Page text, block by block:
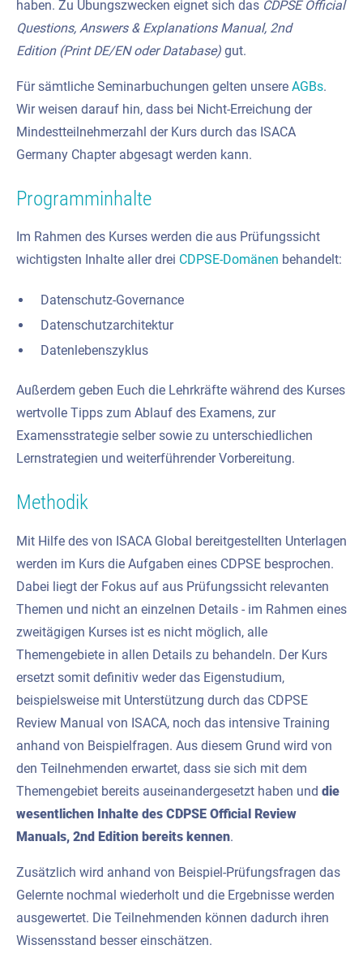
haben. Zu Übungszwecken eignet sich das CDPSE Official
Questions, Answers & Explanations Manual, 2nd
Edition (PrintDE/ENoderDatabase) gut.
Für sämtliche Seminarbuchungen gelten unsere AGBs.
Wir weisen darauf hin, dass bei Nicht-Erreichung der
Mindestteilnehmerzahl der Kurs durch das ISACA
Germany Chapter abgesagt werden kann.
Programminhalte
Im Rahmen des Kurses werden die aus Prüfungssicht
wichtigsten Inhalte aller drei CDPSE-Domänen behandelt:
Datenschutz-Governance
Datenschutzarchitektur
Datenlebenszyklus
Außerdem geben Euch die Lehrkräfte während des Kurses
wertvolle Tipps zum Ablauf des Examens, zur
Examensstrategie selber sowie zu unterschiedlichen
Lernstrategien und weiterführender Vorbereitung.
Methodik
Mit Hilfe des von ISACA Global bereitgestellten Unterlagen
werden im Kurs die Aufgaben eines CDPSE besprochen.
Dabei liegt der Fokus auf aus Prüfungssicht relevanten
Themen und nicht an einzelnen Details - im Rahmen eines
zweitägigen Kurses ist es nicht möglich, alle
Themengebiete in allen Details zu behandeln. Der Kurs
ersetzt somit definitiv weder das Eigenstudium,
beispielsweise mit Unterstützung durch das CDPSE
Review Manual von ISACA, noch das intensive Training
anhand von Beispielfragen. Aus diesem Grund wird von
den Teilnehmenden erwartet, dass sie sich mit dem
Themengebiet bereits auseinandergesetzt haben und die
wesentlichen Inhalte des CDPSE Official Review
Manuals, 2nd Edition bereits kennen.
Zusätzlich wird anhand von Beispiel-Prüfungsfragen das
Gelernte nochmal wiederholt und die Ergebnisse werden
ausgewertet. Die Teilnehmenden können dadurch ihren
Wissensstand besser einschätzen.